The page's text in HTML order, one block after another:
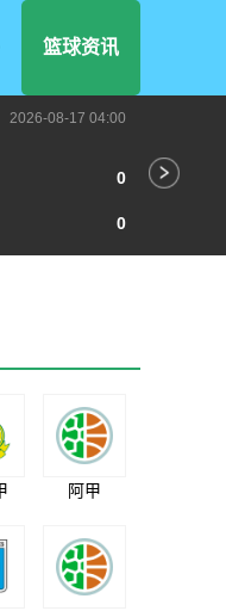
篮球资讯
2026-08-17 04:00
0
0
阿甲